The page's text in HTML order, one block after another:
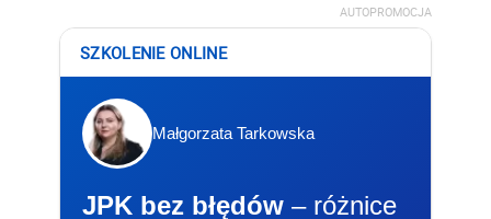
AUTOPROMOCJA
SZKOLENIE ONLINE
Małgorzata Tarkowska
JPK bez błędów – różnice